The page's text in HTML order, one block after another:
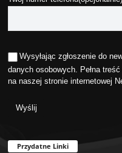
Wysyłając zgłoszenie do
danych osobowych. Pełna
na naszej stronie internetowej
Przydatne Linki